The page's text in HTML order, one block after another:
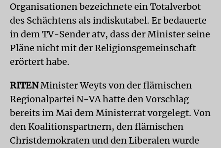
Organisationen bezeichnete ein Totalverbot
des Schächtens als indiskutabel. Er bedauerte
in dem TV-Sender atv, dass der Minister seine
Pläne nicht mit der Religionsgemeinschaft
erörtert habe.
RITENMinister Weyts von der flämischen
Regionalpartei N-VA hatte den Vorschlag
bereits im Mai dem Ministerrat vorgelegt. Von
den Koalitionspartnern, den flämischen
Christdemokraten und den Liberalen wurde